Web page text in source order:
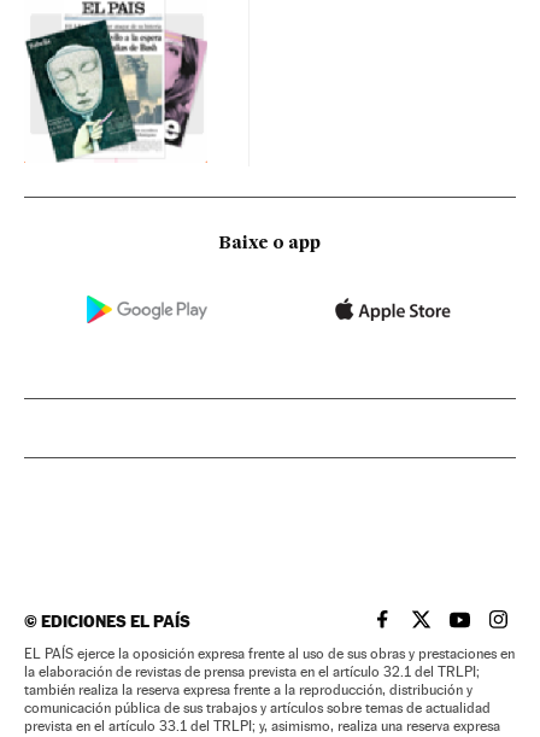
Baixe o app
©EDICIONES EL PAÍS EL PAÍS BRASIL EN
EL PAÍSEL PAÍS
EL
EL PAÍS ejerce la oposición expresa frente al uso de sus obras y prestaciones en
la elaboración de revistas de prensa prevista en el artículo 32.1 del TRLPI;
también realiza la reserva expresa frente a la reproducción, distribución y
comunicación pública de sus trabajos y artículos sobre temas de actualidad
prevista en el artículo 33.1 del TRLPI; y, asimismo, realiza una reserva expresa